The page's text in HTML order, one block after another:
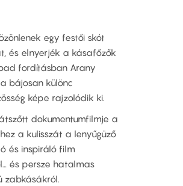
egy festői skót
és elnyerjék a kásafőzők
fordításban Arany
bájosan különc
képe rajzolódik ki.
dokumentumfilmje a
a kulisszát a lenyűgüző
és inspiráló film
és persze hatalmas
zabkásákról.